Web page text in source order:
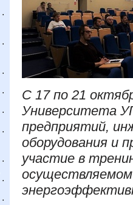
С 17 по 21
Университета
предприятий,
оборудования и
участие в